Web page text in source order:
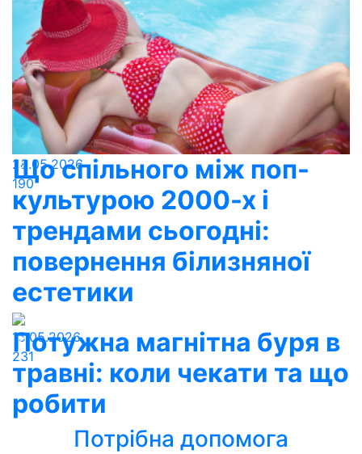
28.05.2026
190
Що спільного між поп-
культурою 2000-х і
трендами сьогодні:
повернення білизняної
естетики
15.05.2026
231
Потужна магнітна буря в
травні: коли чекати та що
робити
Потрібна допомога